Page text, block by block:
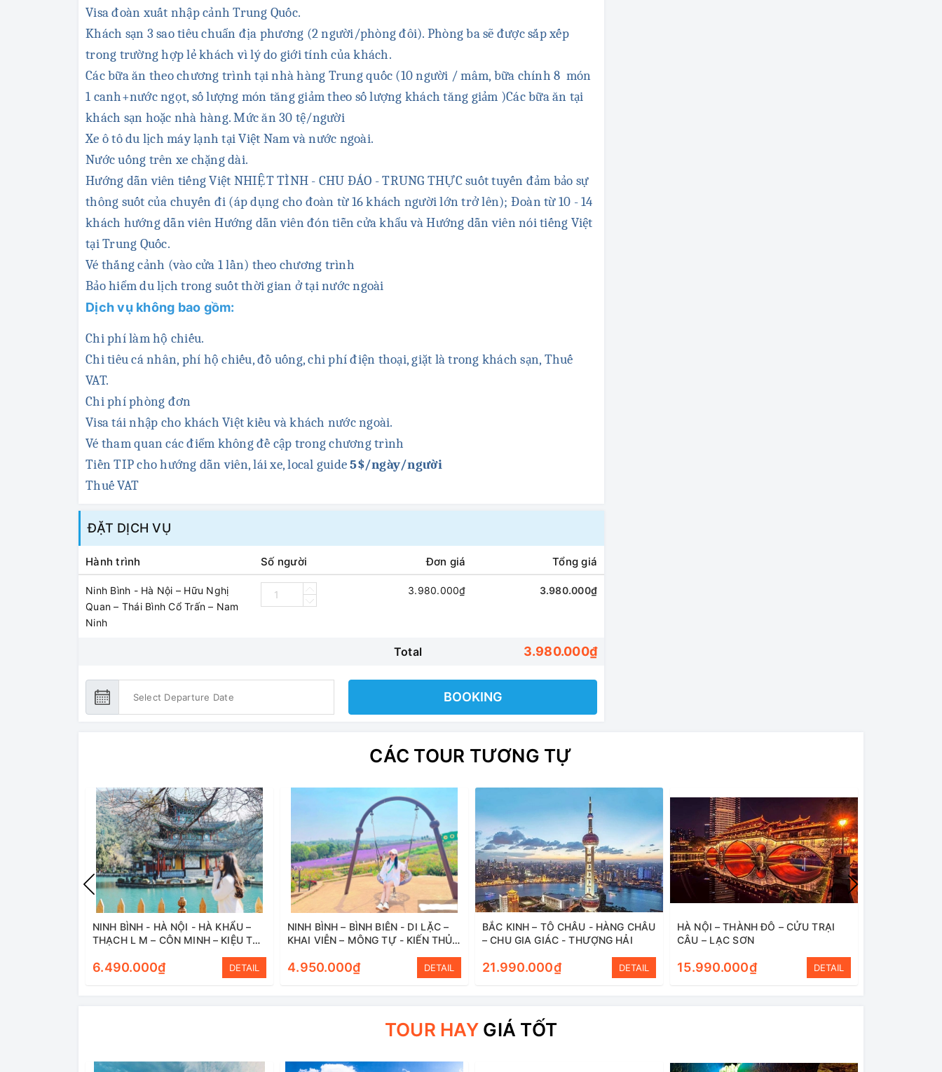
Visa đoàn xuất nhập cảnh Trung Quốc.
Khách sạn 3 sao tiêu chuẩn địa phương (2 người/phòng đôi). Phòng ba sẽ được sắp xếp
trong trường hợp lẻ khách vì lý do giới tính của khách.
Các bữa ăn theo chương trình tại nhà hàng Trung quốc (10 người / mâm, bữa chính 8 món
1 canh+nước ngọt, số lượng món tăng giảm theo số lượng khách tăng giảm )Các bữa ăn tại
khách sạn hoặc nhà hàng. Mức ăn 30 tệ/người
Xe ô tô du lịch máy lạnh tại Việt Nam và nước ngoài.
Nước uống trên xe chặng dài.
Hướng dẫn viên tiếng Việt NHIỆT TÌNH - CHU ĐÁO - TRUNG THỰC suốt tuyến đảm bảo sự
thông suốt của chuyến đi (áp dụng cho đoàn từ 16 khách người lớn trở lên); Đoàn từ 10 - 14
khách hướng dẫn viên Hướng dẫn viên đón tiễn cửa khẩu và Hướng dẫn viên nói tiếng Việt
tại Trung Quốc.
Vé thắng cảnh (vào cửa 1 lần) theo chương trình
Bảo hiểm du lịch trong suốt thời gian ở tại nước ngoài
Dịch vụ không bao gồm:
Chi phí làm hộ chiếu.
Chi tiêu cá nhân, phí hộ chiếu, đồ uống, chi phí điện thoại, giặt là trong khách sạn, Thuế
VAT.
Chi phí phòng đơn
Visa tái nhập cho khách Việt kiều và khách nước ngoài.
Vé tham quan các điểm không đề cập trong chương trình
Tiền TIP cho hướng dẫn viên, lái xe, local guide5$/ngày/người
Thuế VAT
ĐẶT DỊCH VỤ
Hành trình Số người Đơn giá Tổng giá
Ninh Bình - Hà Nội – Hữu Nghị
Quan – Thái Bình Cổ Trấn – Nam
Ninh
3.980.000₫ 3.980.000₫
Total 3.980.000₫
BOOKING
CÁC TOUR TƯƠNG TỰ
NINH BÌNH - HÀ NỘI - HÀ KHẨU –
THẠCH L M – CÔN MINH – KIỆU TỬ
NINH BÌNH
6.490.000₫ DETAIL
NINH BÌNH – BÌNH BIÊN - DI LẶC –
KHAI VIỄN – MÔNG TỰ - KIẾN THỦY
4.950.000₫ DETAIL
BẮC KINH – TÔ CHÂU - HÀNG CHÂU
– CHU GIA GIÁC - THƯỢNG HẢI
21.990.000₫ DETAIL
HÀ NỘI – THÀNH ĐÔ – CỬU TRẠI
CÂU – LẠC SƠN
15.990.000₫ DETAIL
TOUR HAY GIÁ TỐT